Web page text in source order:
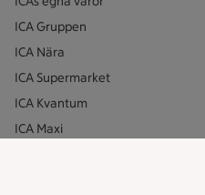
ICA Gruppen
ICA Nära
ICA Supermarket
ICA Kvantum
ICA Maxi